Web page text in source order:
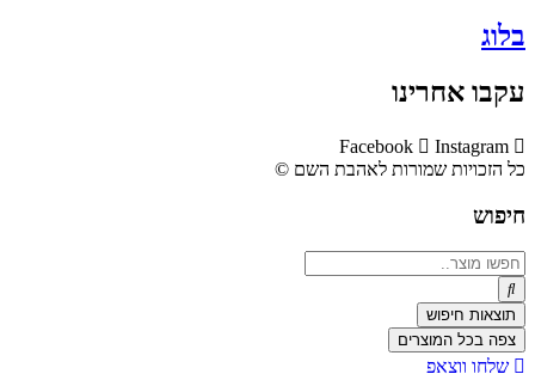
בלוג
עקבו אחרינו
Facebook
Instagram
כל הזכויות שמורות לאהבת השם ©​
חיפוש
Search
...
תוצאות חיפוש
צפה בכל המוצרים
שלחו ווצאפ